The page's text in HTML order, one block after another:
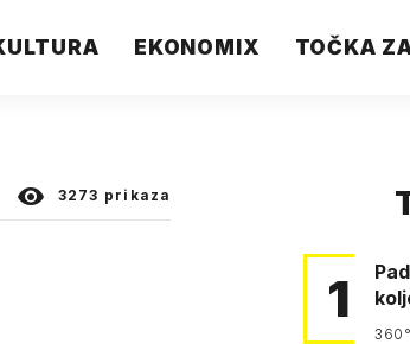
EKONOMIX TOČKA
3273 prikaza
1
360°